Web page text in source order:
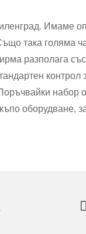
Имаме
така голяма
разполага
контрол
набор
оборудване,